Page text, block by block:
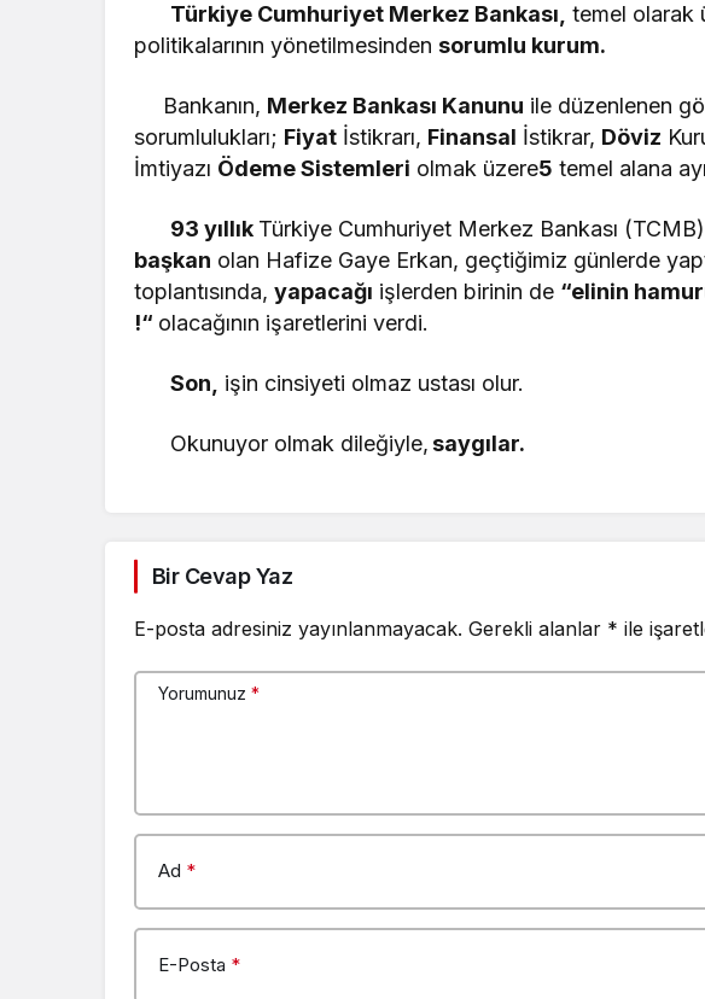
Türkiye Cumhuriyet Merkez Bankası, temel olarak
politikalarının yönetilmesindensorumlu kurum.
Bankanın, Merkez Bankası Kanunu ile düzenlenen
sorumlulukları; Fiyat İstikrarı, Finansal İstikrar, Döviz
İmtiyazı Ödeme Sistemleri olmak üzere5 temel alana
93 yıllık Türkiye Cumhuriyet Merkez Bankası (TCMB)
başkan olan Hafize Gaye Erkan, geçtiğimiz günlerde
toplantısında,yapacağı işlerden birinin de “elinin
!“ olacağının işaretlerini verdi.
Son, işin cinsiyeti olmaz ustası olur.
Okunuyor olmak dileğiyle,saygılar.
Bir Cevap Yaz
E-posta adresiniz yayınlanmayacak. Gerekli alanlar * ile
Yorumunuz *
Ad *
E-Posta *